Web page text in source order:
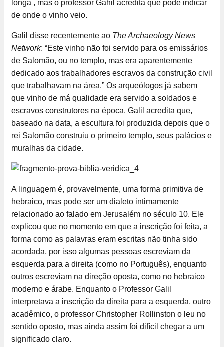
longa , mas o professor Gahil acredita que pode indicar
de onde o vinho veio.
Galil disse recentemente ao The Archaeology News
Network: “Este vinho não foi servido para os emissários
de Salomão, ou no templo, mas era aparentemente
dedicado aos trabalhadores escravos da construção civil
que trabalhavam na área.” Os arqueólogos já sabem
que vinho de má qualidade era servido a soldados e
escravos construtores na época. Galil acredita que,
baseado na data, a escultura foi produzida depois que o
rei Salomão construiu o primeiro templo, seus palácios e
muralhas da cidade.
A linguagem é, provavelmente, uma forma primitiva de
hebraico, mas pode ser um dialeto intimamente
relacionado ao falado em Jerusalém no século 10. Ele
explicou que no momento em que a inscrição foi feita, a
forma como as palavras eram escritas não tinha sido
acordada, por isso algumas pessoas escreviam da
esquerda para a direita (como no Português), enquanto
outros escreviam na direção oposta, como no hebraico
moderno e árabe. Enquanto o Professor Galil
interpretava a inscrição da direita para a esquerda, outro
acadêmico, o professor Christopher Rollinston o leu no
sentido oposto, mas ainda assim foi difícil chegar a um
significado claro.